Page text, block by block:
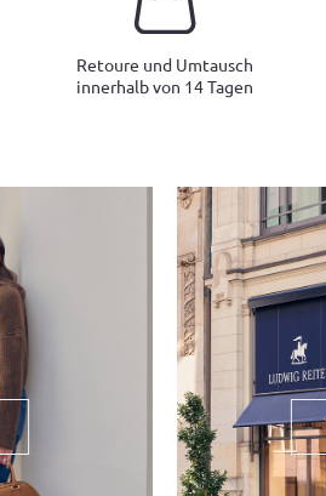
Retoure und Umtausch
innerhalb von 14 Tagen